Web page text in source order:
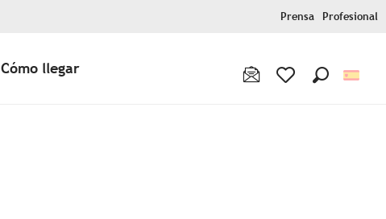
Prensa Profesional
Cómo llegar